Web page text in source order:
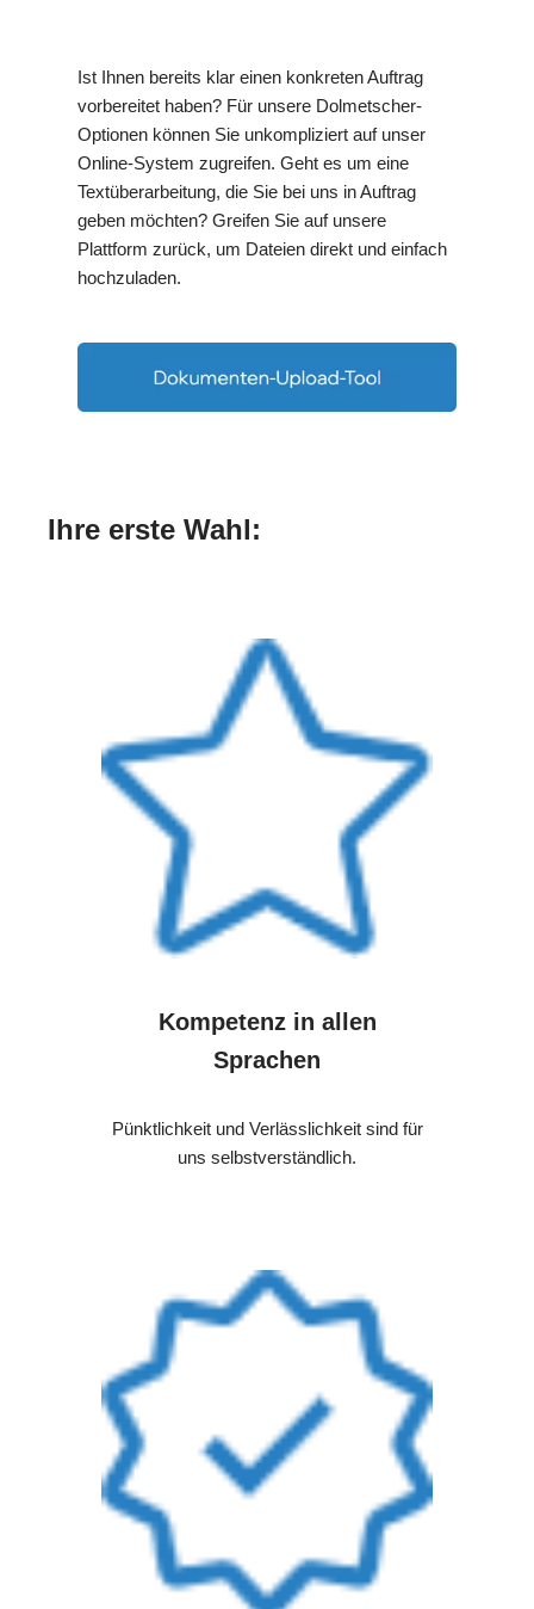
Ist Ihnen bereits klar einen konkreten Auftrag
vorbereitet haben? Für unsere Dolmetscher-
Optionen können Sie unkompliziert auf unser
Online-System zugreifen. Geht es um eine
Textüberarbeitung, die Sie bei uns in Auftrag
geben möchten? Greifen Sie auf unsere
Plattform zurück, um Dateien direkt und einfach
hochzuladen.
Ihre erste Wahl:
Kompetenz in allen
Sprachen
Pünktlichkeit und Verlässlichkeit sind für
uns selbstverständlich.